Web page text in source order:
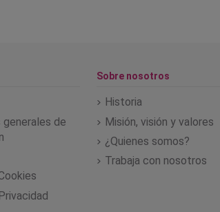
generales de
Sobre nosotros
Historia
Misión, visión y valores
¿Quienes somos?
Trabaja con nosotros